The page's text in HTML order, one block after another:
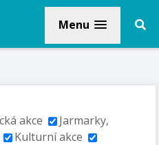
Menu
akce
Jarmarky,
Kulturní akce